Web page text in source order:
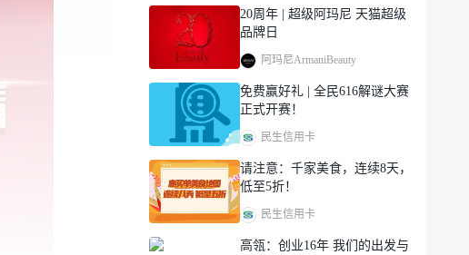
20周年 | 超级阿玛尼 天猫超级
品牌日
阿玛尼ArmaniBeauty
免费赢好礼 | 全民616解谜大赛
正式开赛！
民生信用卡
请注意：千家美食，连续8天，
低至5折！
民生信用卡
高瓴：创业16年 我们的出发与